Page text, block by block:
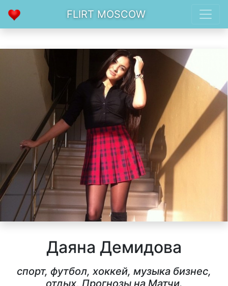
FLIRT MOSCOW
Даяна Демидова
спорт, футбол, хоккей, музыка бизнес,